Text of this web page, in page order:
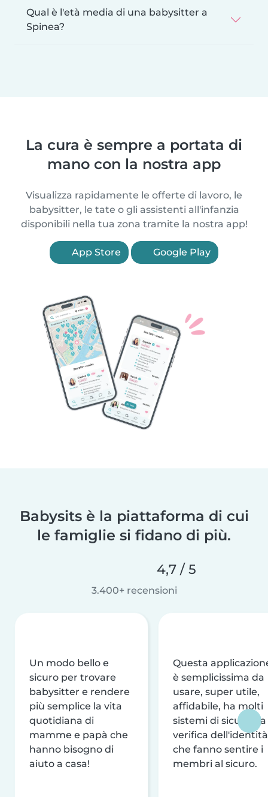
Qual è l'età media di una babysitter a
Spinea?
La cura è sempre a portata di
mano con la nostra app
Visualizza rapidamente le offerte di lavoro, le
babysitter, le tate o gli assistenti all'infanzia
disponibili nella tua zona tramite la nostra app!
App Store Google Play
Babysits è la piattaforma di cui
le famiglie si fidano di più.
4,7 / 5
3.400+ recensioni
Un modo bello e
sicuro per trovare
babysitter e rendere
più semplice la vita
quotidiana di
mamme e papà che
hanno bisogno di
aiuto a casa!
Questa
è semplicissima da
usare, super utile,
affidabile, ha molti
sistemi di sicurezza
verifica dell'identità
che fanno sentire i
membri al sicuro.